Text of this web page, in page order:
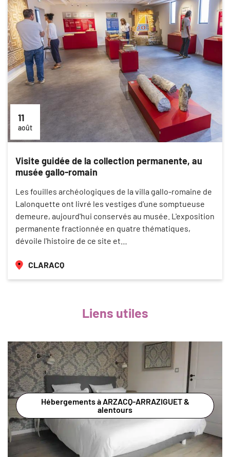
11
août
Visite guidée de la collection permanente, au
musée gallo-romain
Les fouilles archéologiques de la villa gallo-romaine de
Lalonquette ont livré les vestiges d'une somptueuse
demeure, aujourd'hui conservés au musée. L'exposition
permanente fractionnée en quatre thématiques,
dévoile l'histoire de ce site et…
CLARACQ
Liens utiles
Hébergements à ARZACQ-ARRAZIGUET &
alentours